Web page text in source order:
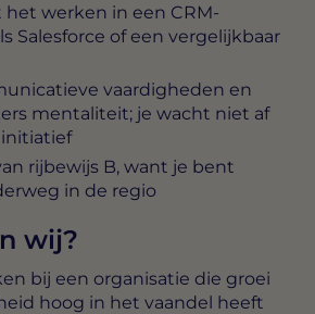
het werken in een CRM-
Salesforce of een vergelijkbaar
vaardigheden en
mentaliteit; je wacht niet af
rijbewijs B, want je bent
in de regio
wij?
bij een organisatie die groei
hoog in het vaandel heeft